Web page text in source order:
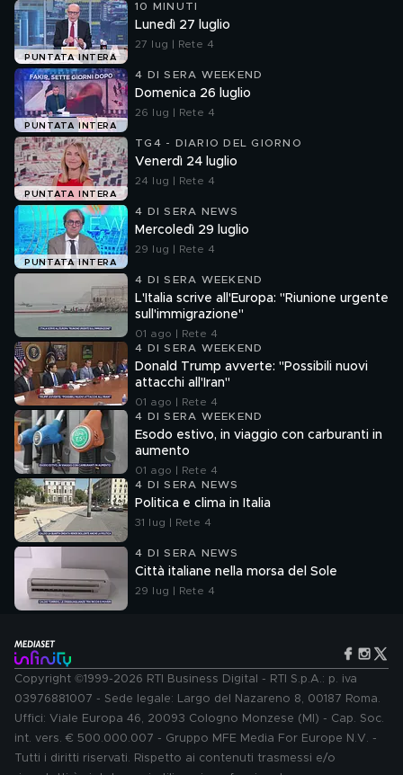
PUNTATA INTERA
10 MINUTI
Lunedì 27 luglio
27 lug | Rete 4
PUNTATA INTERA
4 DI SERA WEEKEND
Domenica 26 luglio
26 lug | Rete 4
PUNTATA INTERA
TG4 - DIARIO DEL GIORNO
Venerdì 24 luglio
24 lug | Rete 4
PUNTATA INTERA
4 DI SERA NEWS
Mercoledì 29 luglio
29 lug | Rete 4
4 DI SERA WEEKEND
L'Italia scrive all'Europa: "Riunione urgente
sull'immigrazione"
01 ago | Rete 4
4 DI SERA WEEKEND
Donald Trump avverte: "Possibili nuovi
attacchi all'Iran"
01 ago | Rete 4
4 DI SERA WEEKEND
Esodo estivo, in viaggio con carburanti in
aumento
01 ago | Rete 4
4 DI SERA NEWS
Politica e clima in Italia
31 lug | Rete 4
4 DI SERA NEWS
Città italiane nella morsa del Sole
29 lug | Rete 4
Copyright ©1999-2026 RTI Business Digital - RTI S.p.A.: p. iva
03976881007 - Sede legale: Largo del Nazareno 8, 00187 Roma.
Uffici: Viale Europa 46, 20093 Cologno Monzese (MI) - Cap. Soc.
int. vers. € 500.000.007 - Gruppo MFE Media For Europe N.V. -
Tutti i diritti riservati. Rispetto ai contenuti trasmessi e/o